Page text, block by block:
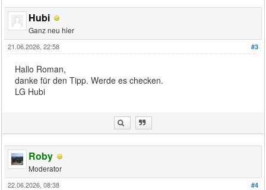
Hubi
Ganz neu hier
#3
21.06.2026, 22:58
Hallo Roman,
danke für den Tipp. Werde es checken.
LG Hubi
Roby
Moderator
#4
22.06.2026, 08:38